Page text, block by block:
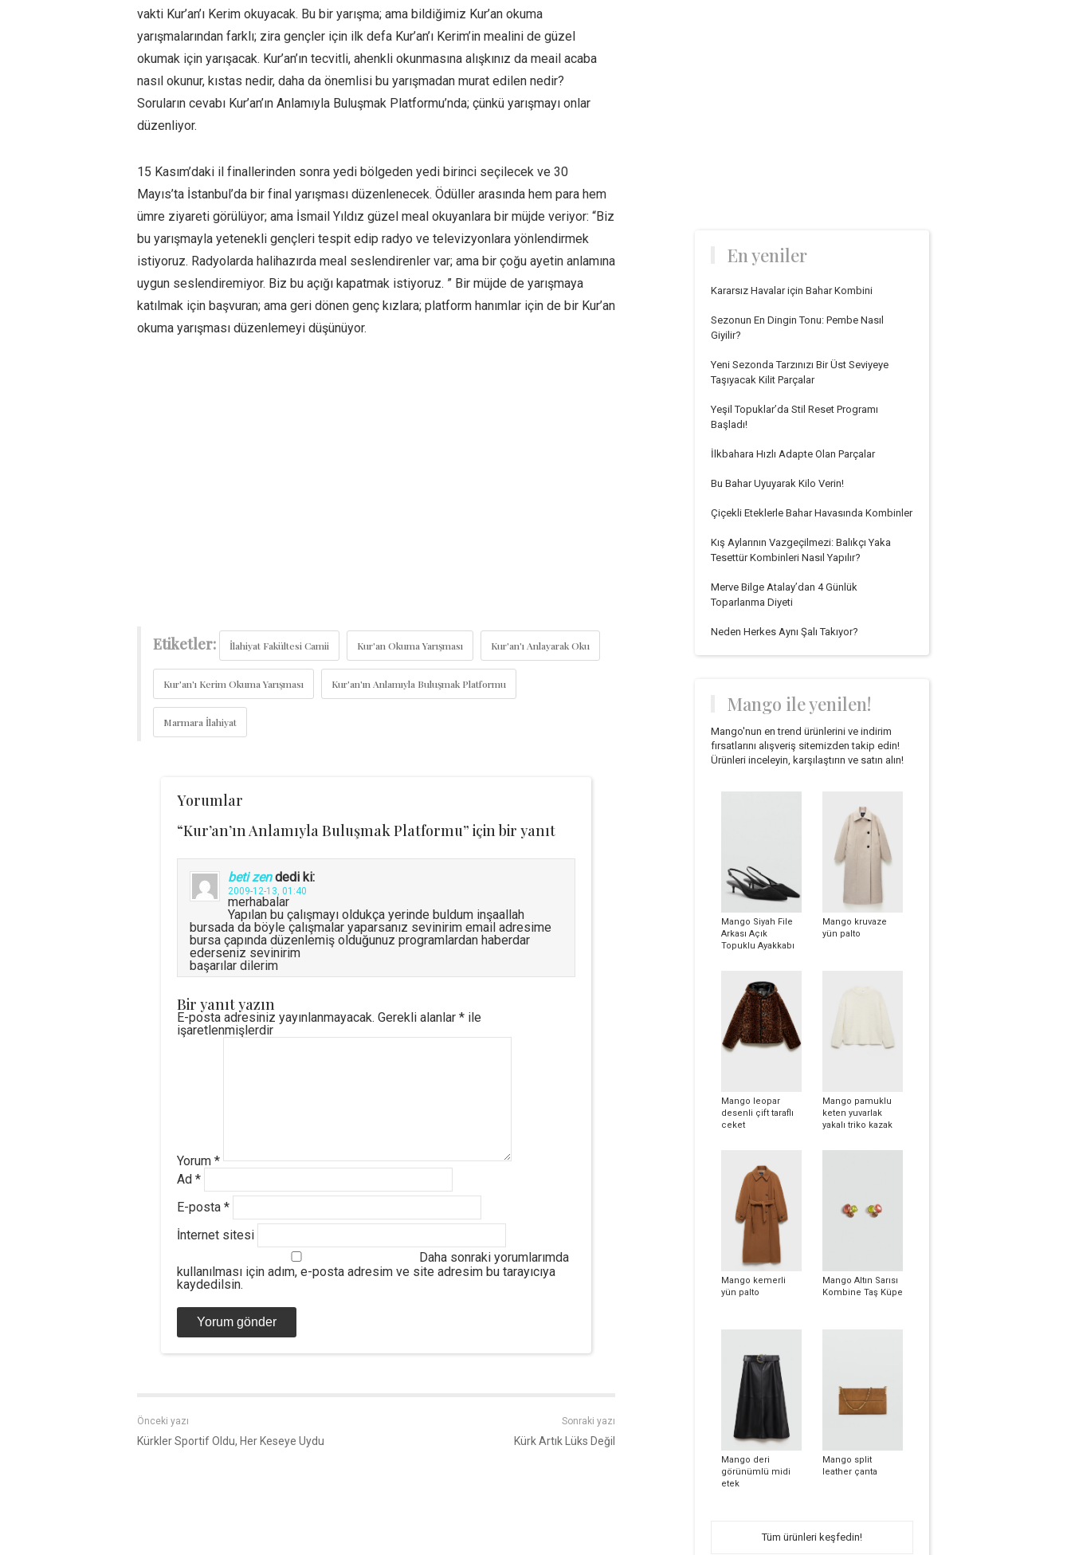
vakti Kur’an’ı Kerim okuyacak. Bu bir yarışma; ama bildiğimiz Kur’an okuma
yarışmalarından farklı; zira gençler için ilk defa Kur’an’ı Kerim’in mealini de güzel
okumak için yarışacak. Kur’an’ın tecvitli, ahenkli okunmasına alışkınız da meail acaba
nasıl okunur, kıstas nedir, daha da önemlisi bu yarışmadan murat edilen nedir?
Soruların cevabı Kur’an’ın Anlamıyla Buluşmak Platformu’nda; çünkü yarışmayı onlar
düzenliyor.
15 Kasım’daki il finallerinden sonra yedi bölgeden yedi birinci seçilecek ve 30
Mayıs’ta İstanbul’da bir final yarışması düzenlenecek. Ödüller arasında hem para hem
ümre ziyareti görülüyor; ama İsmail Yıldız güzel meal okuyanlara bir müjde veriyor: “Biz
bu yarışmayla yetenekli gençleri tespit edip radyo ve televizyonlara yönlendirmek
istiyoruz. Radyolarda halihazırda meal seslendirenler var; ama bir çoğu ayetin anlamına
uygun seslendiremiyor. Biz bu açığı kapatmak istiyoruz. ” Bir müjde de yarışmaya
katılmak için başvuran; ama geri dönen genç kızlara; platform hanımlar için de bir Kur’an
okuma yarışması düzenlemeyi düşünüyor.
Etiketler: İlahiyat Fakültesi Camii Kur'an Okuma Yarışması Kur'an'ı Anlayarak Oku
Kur'an'ı Kerim Okuma Yarışması Kur'an'ın Anlamıyla Buluşmak Platformu
Marmara İlahiyat
Yorumlar
“Kur’an’ın Anlamıyla Buluşmak Platformu” için bir yanıt
beti zen dedi ki:
2009-12-13, 01:40
merhabalar
Yapılan bu çalışmayı oldukça yerinde buldum inşaallah
bursada da böyle çalışmalar yaparsanız sevinirim email adresime
bursa çapında düzenlemiş olduğunuz programlardan haberdar
ederseniz sevinirim
başarılar dilerim
Bir yanıt yazın
E-posta adresiniz yayınlanmayacak. Gerekli alanlar * ile
işaretlenmişlerdir
Yorum *
Ad *
E-posta *
İnternet sitesi
Daha sonraki yorumlarımda
kullanılması için adım, e-posta adresim ve site adresim bu tarayıcıya
kaydedilsin.
Önceki yazı
Kürkler Sportif Oldu, Her Keseye Uydu
Sonraki yazı
Kürk Artık Lüks Değil
En yeniler
Kararsız Havalar için Bahar Kombini
Sezonun En Dingin Tonu: Pembe Nasıl
Giyilir?
Yeni Sezonda Tarzınızı Bir Üst Seviyeye
Taşıyacak Kilit Parçalar
Yeşil Topuklar’da Stil Reset Programı
Başladı!
İlkbahara Hızlı Adapte Olan Parçalar
Bu Bahar Uyuyarak Kilo Verin!
Çiçekli Eteklerle Bahar Havasında Kombinler
Kış Aylarının Vazgeçilmezi: Balıkçı Yaka
Tesettür Kombinleri Nasıl Yapılır?
Merve Bilge Atalay’dan 4 Günlük
Toparlanma Diyeti
Neden Herkes Aynı Şalı Takıyor?
Mango ile yenilen!
Mango'nun en trend ürünlerini ve indirim
fırsatlarını alışveriş sitemizden takip edin!
Ürünleri inceleyin, karşılaştırın ve satın alın!
Mango Siyah File
Arkası Açık
Topuklu Ayakkabı
Mango kruvaze
yün palto
Mango leopar
desenli çift taraflı
ceket
Mango pamuklu
keten yuvarlak
yakalı triko kazak
Mango kemerli
yün palto
Mango Altın Sarısı
Kombine Taş Küpe
Mango deri
görünümlü midi
etek
Mango split
leather çanta
Tüm ürünleri keşfedin!